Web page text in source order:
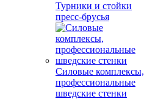
Турники и стойки
пресс-брусья
Силовые комплексы,
профессиональные
шведские стенки